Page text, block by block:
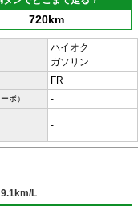
720km
ハイオク
ガソリン
FR
ボ） -
-
9.1km/L